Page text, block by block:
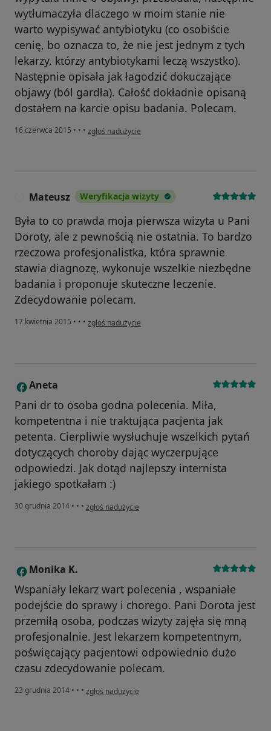
wytłumaczyła dlaczego w moim stanie nie
warto wypisywać antybiotyku (co osobiście
cenię, bo oznacza to, że nie jest jednym z tych
lekarzy, którzy antybiotykami leczą wszystko).
Następnie opisała jak łagodzić dokuczające
objawy (ból gardła). Całość dokładnie opisaną
dostałem na karcie opisu badania. Polecam.
16 czerwca 2015 • • • w opinii użytkownika Michał
zgłoś nadużycie
Mateusz Weryfikacja wizyty
Była to co prawda moja pierwsza wizyta u Pani
Doroty, ale z pewnością nie ostatnia. To bardzo
rzeczowa profesjonalistka, która sprawnie
stawia diagnozę, wykonuje wszelkie niezbędne
badania i proponuje skuteczne leczenie.
Zdecydowanie polecam.
17 kwietnia 2015 • • • w opinii użytkownika Mateusz
zgłoś nadużycie
A Aneta
Pani dr to osoba godna polecenia. Miła,
kompetentna i nie traktująca pacjenta jak
petenta. Cierpliwie wysłuchuje wszelkich pytań
dotyczących choroby dając wyczerpujące
odpowiedzi. Jak dotąd najlepszy internista
jakiego spotkałam :)
30 grudnia 2014 • • • w opinii użytkownika Aneta
zgłoś nadużycie
M Monika K.
Wspaniały lekarz wart polecenia , wspaniałe
podejście do sprawy i chorego. Pani Dorota jest
przemiłą osoba, podczas wizyty zajęła się mną
profesjonalnie. Jest lekarzem kompetentnym,
poświęcający pacjentowi odpowiednio dużo
czasu zdecydowanie polecam.
23 grudnia 2014 • • • w opinii użytkownika Monika K.
zgłoś nadużycie